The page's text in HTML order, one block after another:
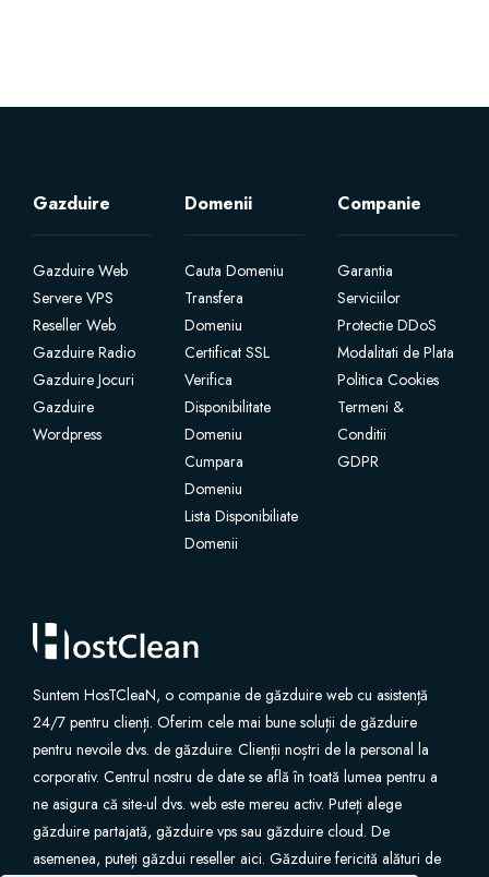
Licente cPanel WHM / WHMSonic
Servere Dedicate
Aplicatii Mobil
منشئ مواقع الويب
Website Backup
VPN
SEO Tools
Gazduire
Gazduire Web
Servere VPS
Reseller Web
Gazduire Radio
Gazduire Jocuri
Gazduire
Wordpress
Domenii
Cauta Domeniu
Transfera
Domeniu
Certificat SSL
Verifica
Disponibilitate
Domeniu
Cumpara
Domeniu
Lista Disponibiliate
Domenii
Companie
Garantia
Serviciilor
Protectie DDoS
Modalitati de Plata
Politica Cookies
Termeni &
Conditii
GDPR
Suntem HosTCleaN, o companie de găzduire web cu asistență
24/7 pentru clienți. Oferim cele mai bune soluții de găzduire
pentru nevoile dvs. de găzduire. Clienții noștri de la personal la
corporativ. Centrul nostru de date se află în toată lumea pentru a
ne asigura că site-ul dvs. web este mereu activ. Puteți alege
găzduire partajată, găzduire vps sau găzduire cloud. De
asemenea, puteți găzdui reseller aici. Găzduire fericită alături de